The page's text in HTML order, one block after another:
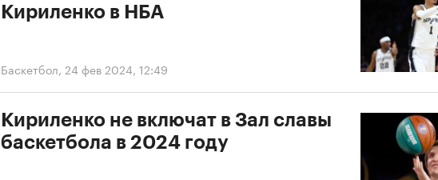
Баскетбол, 24 фев 2024, 12:49
Кириленко в НБА
Кириленко не включат в Зал славы
баскетбола в 2024 году